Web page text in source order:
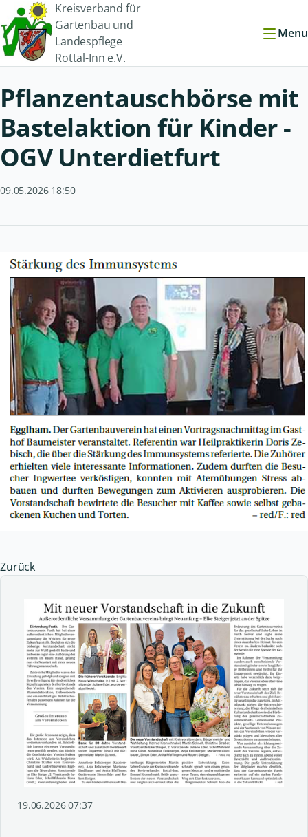
Kreisverband für
Gartenbau und
Landespflege
Rottal-Inn e.V.
Menu
Pflanzentauschbörse mit
Bastelaktion für Kinder -
OGV Unterdietfurt
09.05.2026 18:50
Zurück
19.06.2026 07:37